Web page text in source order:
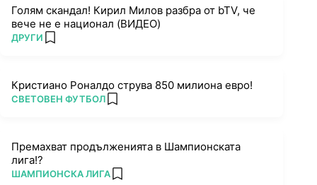
Голям скандал! Кирил Милов разбра от bTV, че
вече не е национал (ВИДЕО)
ПОВЕЧЕ ОТ
ДРУГИ add favorites
Кристиано Роналдо струва 850 милиона евро!
ПОВЕЧЕ ОТ
СВЕТОВЕН ФУТБОЛ add favorites
Премахват продълженията в Шампионската
лига!?
ПОВЕЧЕ ОТ
ШАМПИОНСКА ЛИГА add favorites